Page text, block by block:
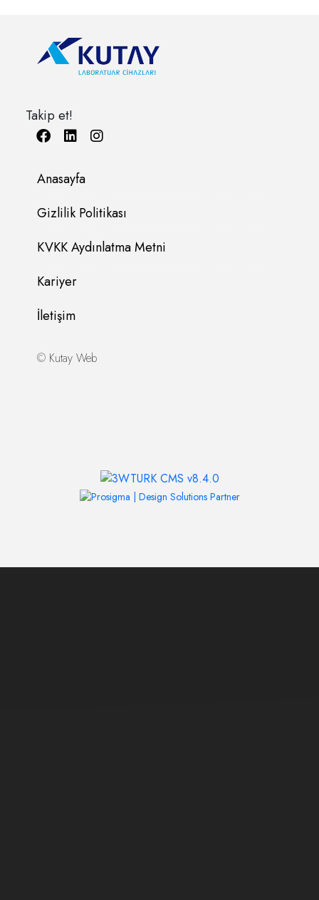
Takip et!
Anasayfa
Gizlilik Politikası
KVKK Aydınlatma Metni
Kariyer
İletişim
© Kutay Web